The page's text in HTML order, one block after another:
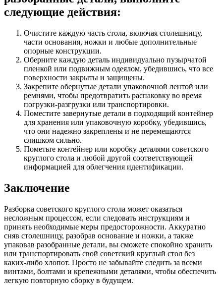
следующие действия:
Очистите каждую часть стола, включая столешницу,
части основания, ножки и любые дополнительные
опорные конструкции.
Оберните каждую деталь индивидуально пузырчатой ​​
пленкой или подвижным одеялом, убедившись, что все
поверхности закрыты и защищены.
Закрепите обернутые детали упаковочной лентой или
ремнями, чтобы предотвратить распаковку во время
погрузки-разгрузки или транспортировки.
Поместите завернутые детали в подходящий контейнер
для хранения или упаковочную коробку, убедившись,
что они надежно закреплены и не перемещаются
слишком сильно.
Пометьте контейнер или коробку деталями советского
круглого стола и любой другой соответствующей
информацией для облегчения идентификации.
Заключение
Разборка советского круглого стола может оказаться
несложным процессом, если следовать инструкциям и
принять необходимые меры предосторожности. Аккуратно
сняв столешницу, разобрав основание и ножки, а также
упаковав разобранные детали, вы сможете спокойно хранить
или транспортировать свой советский круглый стол без
каких-либо хлопот. Просто не забывайте следить за всеми
винтами, болтами и крепежными деталями, чтобы обеспечить
легкую повторную сборку в будущем.